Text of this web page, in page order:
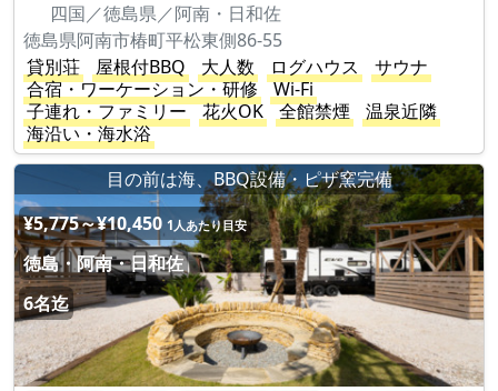
四国／徳島県／阿南・日和佐
徳島県阿南市椿町平松東側86-55
貸別荘
屋根付BBQ 大人数 ログハウス
サウナ
合宿・ワーケーション・研修
Wi-Fi
子連れ・ファミリー
花火OK 全館禁煙
温泉近隣
海沿い・海水浴
目の前は海、BBQ設備・ピザ窯完備
¥5,775～¥10,450 1人あたり目安
徳島・阿南・日和佐
6名迄